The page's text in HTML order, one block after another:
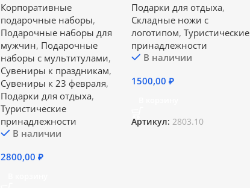
Корпоративные
подарочные наборы,
Подарочные наборы для
мужчин, Подарочные
наборы с мультитулами,
Сувениры к праздникам,
Сувениры к 23 февраля,
Подарки для отдыха,
Туристические
принадлежности
В наличии
2800,00 ₽
Ster, серый
Подарки для отдыха,
Складные ножи с
логотипом, Туристические
принадлежности
В наличии
1500,00 ₽
Артикул: 2803.10